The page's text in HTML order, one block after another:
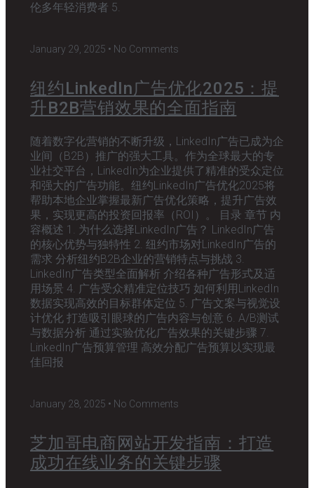
伦多年轻消费者 5.
January 29, 2025 No Comments
纽约LinkedIn广告优化2025：提
升B2B营销效果的全面指南
随着数字化营销的不断升级，LinkedIn广告已成为企
业间（B2B）推广的强大工具。作为全球最大的专
业社交平台，LinkedIn为企业提供了精准的受众定位
和强大的广告功能。纽约LinkedIn广告优化2025将
帮助本地企业掌握最新广告优化策略，提升广告效
果，实现更高的投资回报率（ROI）。 目录 章节 内
容概述 1. 为什么选择LinkedIn广告？ LinkedIn广告
的核心优势与独特性 2. 纽约市场对LinkedIn广告的
需求 分析纽约B2B企业的营销特点与挑战 3.
LinkedIn广告类型全面解析 介绍各种广告形式及适
用场景 4. 广告受众精准定位技巧 如何利用LinkedIn
数据实现高效的目标群体定位 5. 广告文案与视觉设
计优化 打造吸引眼球的广告内容与创意 6. A/B测试
与数据分析 通过实验优化广告效果的关键步骤 7.
LinkedIn广告预算管理 高效分配广告预算以实现最
佳回报
January 28, 2025 No Comments
芝加哥电商网站开发指南：打造
成功在线业务的关键步骤